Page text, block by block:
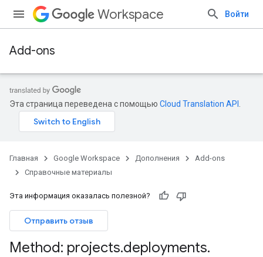
Workspace Войти
Add-ons
Эта страница переведена с помощью Cloud Translation API
Главная Google Workspace Дополнения
Add-ons
Справочные материалы
Эта информация оказалась полезной?
Отправить отзыв
Method: projects.deployments.